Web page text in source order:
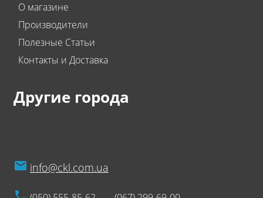
О магазине
Производители
Полезные Статьи
Контакты и Доставка
Другие города
info@ckl.com.ua